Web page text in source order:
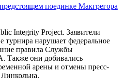
поединке Макгрегора
Integrity Project. Заявители
турнира нарушает федеральное
правила Службы
Также они добивались
арены и отмены пресс-